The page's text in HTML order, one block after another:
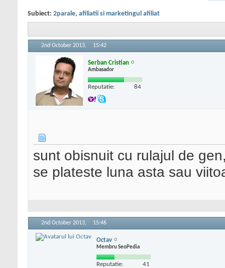
Subiect: 2parale, afiliatii si marketingul afiliat
2nd October 2013, 15:42
Serban Cristian
Ambasador
Reputatie: 84
sunt obisnuit cu rulajul de
se plateste luna asta sau
2nd October 2013, 15:46
Octav
Membru SeoPedia
Reputatie: 41